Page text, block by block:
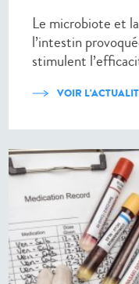
Le microbiote et
l’intestin
stimulent
VOIR